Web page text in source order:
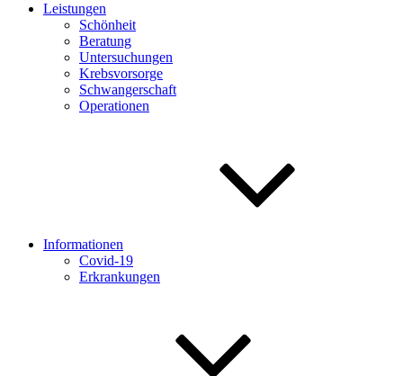
Leistungen
Schönheit
Beratung
Untersuchungen
Krebsvorsorge
Schwangerschaft
Operationen
Informationen
Covid-19
Erkrankungen